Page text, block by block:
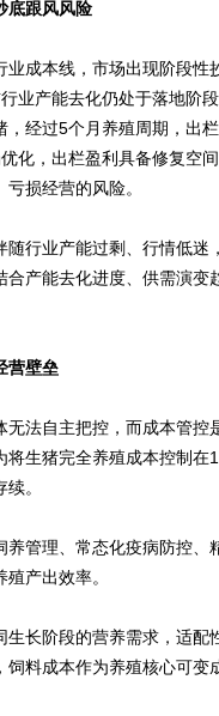
跟风风险
本线，市场出现阶段性
业产能去化仍处于落地阶
经过5个月养殖周期，出
化，出栏盈利具备修复空
损经营的风险。
行业产能过剩、行情低迷
产能去化进度、供需演
营壁垒
法自主把控，而成本管控
生猪完全养殖成本控制
。
管理、常态化疫病防控、
产出效率。
长阶段的营养需求，适配
料成本作为养殖核心可变